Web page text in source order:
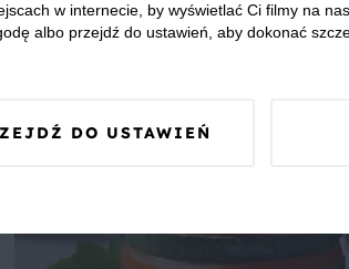
w internecie, by wyświetlać Ci filmy na
albo przejdź do ustawień, aby dokonać
DO USTAWIEŃ